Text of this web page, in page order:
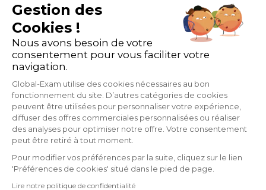
examens officiels du TOEIC®, du Linguaskill, du TOEFL ®, du BRIGHT,
Gestion des
Cookies !
Nous avons besoin de votre
consentement pour vous faciliter votre
navigation.
Global-Exam utilise des cookies nécessaires au bon
fonctionnement du site. D’autres catégories de cookies
peuvent être utilisées pour personnaliser votre expérience,
diffuser des offres commerciales personnalisées ou réaliser
des analyses pour optimiser notre offre. Votre consentement
peut être retiré à tout moment.
Pour modifier vos préférences par la suite, cliquez sur le lien
'Préférences de cookies' situé dans le pied de page.
Lire notre politique de confidentialité